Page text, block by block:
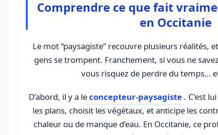
Comprendre ce que fait
en Occitanie
Le mot “paysagiste” recouvre plusieurs réalités,
gens se trompent. Franchement, si vous ne
vous risquez de perdre du temps…
D’abord, il y a leconcepteur-paysagiste . C’est
les plans, choisit les végétaux, et anticipe les
chaleur ou de manque d’eau. En Occitanie, ce